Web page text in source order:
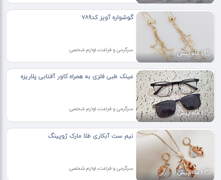
1 ماه پیش
گوشواره آویز کد۷۸۹
سرگرمی و فراغت، لوازم شخصی
1 ماه پیش
عینک طبی فلزی به همراه کاور آفتابی پلاریزه
سرگرمی و فراغت، لوازم شخصی
1 ماه پیش
نیم ست آبکاری طلا مارک ژوپینگ
سرگرمی و فراغت، لوازم شخصی